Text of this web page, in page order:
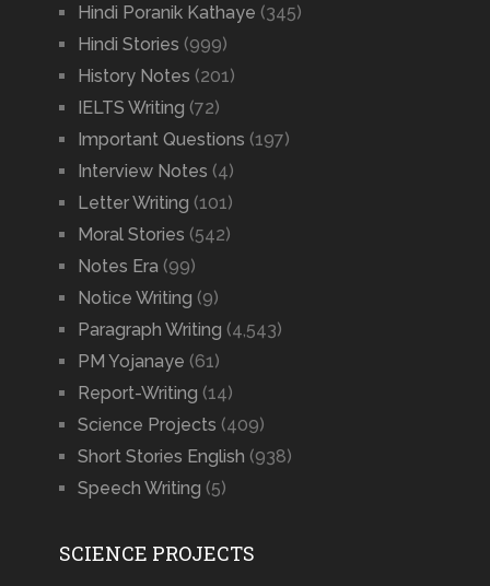
Hindi Poranik Kathaye (345)
Hindi Stories (999)
History Notes (201)
IELTS Writing (72)
Important Questions (197)
Interview Notes (4)
Letter Writing (101)
Moral Stories (542)
Notes Era (99)
Notice Writing (9)
Paragraph Writing (4,543)
PM Yojanaye (61)
Report-Writing (14)
Science Projects (409)
Short Stories English (938)
Speech Writing (5)
SCIENCE PROJECTS